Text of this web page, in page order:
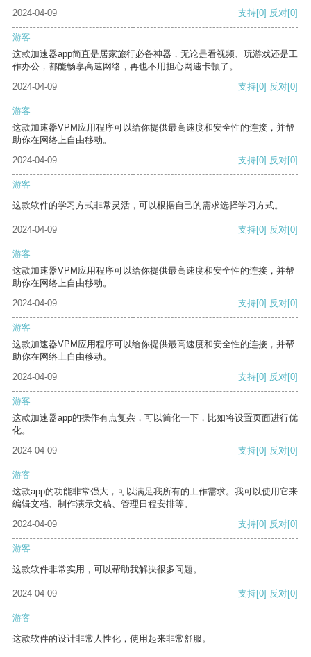
2024-04-09 支持[0] 反对[0]
游客
这款加速器app简直是居家旅行必备神器，无论是看视频、玩游戏还是工
作办公，都能畅享高速网络，再也不用担心网速卡顿了。
2024-04-09
支持[0] 反对[0]
游客
这款加速器VPM应用程序可以给你提供最高速度和安全性的连接，并帮
助你在网络上自由移动。
2024-04-09
支持[0] 反对[0]
游客
这款软件的学习方式非常灵活，可以根据自己的需求选择学习方式。
2024-04-09 支持[0] 反对[0]
游客
这款加速器VPM应用程序可以给你提供最高速度和安全性的连接，并帮
助你在网络上自由移动。
2024-04-09
支持[0] 反对[0]
游客
这款加速器VPM应用程序可以给你提供最高速度和安全性的连接，并帮
助你在网络上自由移动。
2024-04-09
支持[0] 反对[0]
游客
这款加速器app的操作有点复杂，可以简化一下，比如将设置页面进行优
化。
2024-04-09
支持[0] 反对[0]
游客
这款app的功能非常强大，可以满足我所有的工作需求。我可以使用它来
编辑文档、制作演示文稿、管理日程安排等。
2024-04-09
支持[0] 反对[0]
游客
这款软件非常实用，可以帮助我解决很多问题。
2024-04-09 支持[0] 反对[0]
游客
这款软件的设计非常人性化，使用起来非常舒服。